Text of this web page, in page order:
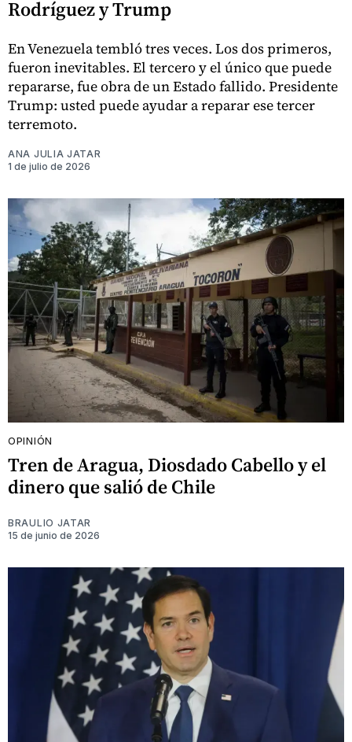
Rodríguez y Trump
En Venezuela tembló tres veces. Los dos primeros,
fueron inevitables. El tercero y el único que puede
repararse, fue obra de un Estado fallido. Presidente
Trump: usted puede ayudar a reparar ese tercer
terremoto.
ANA JULIA JATAR
1 de julio de 2026
OPINIÓN
Tren de Aragua, Diosdado Cabello y el
dinero que salió de Chile
BRAULIO JATAR
15 de junio de 2026